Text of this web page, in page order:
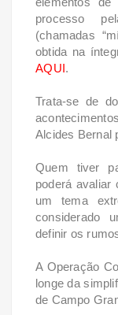
processo
(chamadas
obtida na
AQUI.
Trata-se de
Alcides Bernal
Quem tiver
poderá avaliar
um tema
considerado
definir os
A Operação
longe da
de Campo